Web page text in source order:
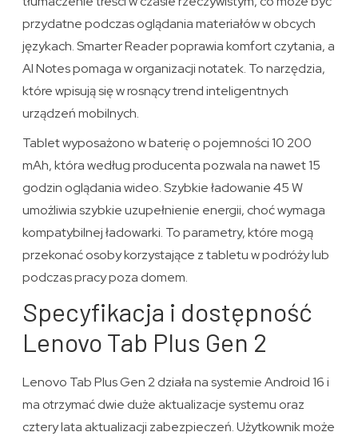
przydatne podczas oglądania materiałów w obcych
językach. Smarter Reader poprawia komfort czytania, a
AI Notes pomaga w organizacji notatek. To narzędzia,
które wpisują się w rosnący trend inteligentnych
urządzeń mobilnych.
Tablet wyposażono w baterię o pojemności 10 200
mAh, która według producenta pozwala na nawet 15
godzin oglądania wideo. Szybkie ładowanie 45 W
umożliwia szybkie uzupełnienie energii, choć wymaga
kompatybilnej ładowarki. To parametry, które mogą
przekonać osoby korzystające z tabletu w podróży lub
podczas pracy poza domem.
Specyfikacja i dostępność
Lenovo Tab Plus Gen 2
Lenovo Tab Plus Gen 2 działa na systemie Android 16 i
ma otrzymać dwie duże aktualizacje systemu oraz
cztery lata aktualizacji zabezpieczeń. Użytkownik może